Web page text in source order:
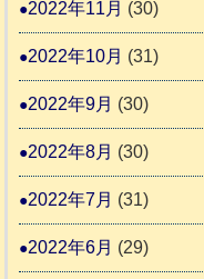
2022年11月 (30)
2022年10月 (31)
2022年9月 (30)
2022年8月 (30)
2022年7月 (31)
2022年6月 (29)